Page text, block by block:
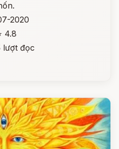
2020
4.8
lượt đọc